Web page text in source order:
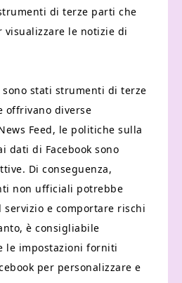
di terze parti che
visualizzare le notizie di
sono stati strumenti di terze
offrivano diverse
Feed, le politiche sulla
dati di Facebook sono
Di conseguenza,
non ufficiali potrebbe
e comportare rischi
è consigliabile
le impostazioni forniti
per personalizzare e